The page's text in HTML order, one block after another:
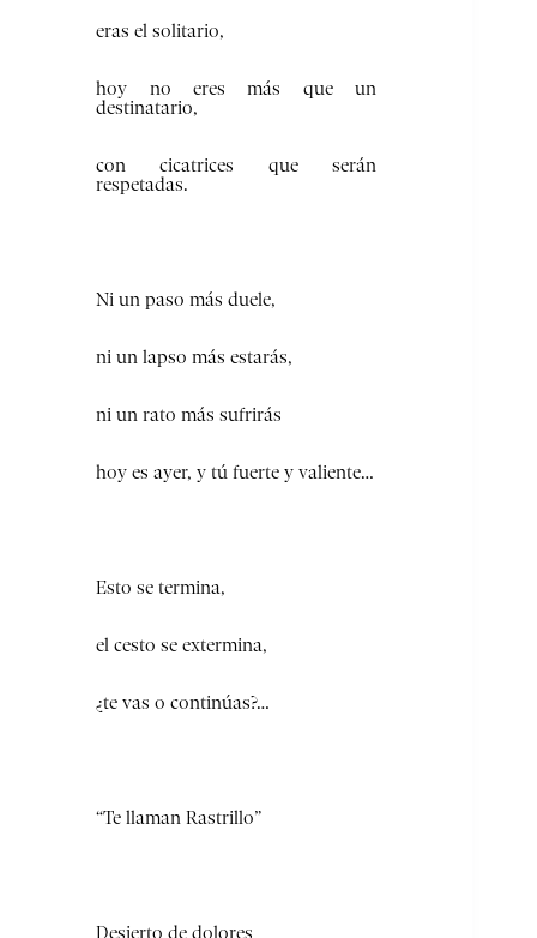
eras el solitario,
hoy no eres más que un
destinatario,
con cicatrices que serán
respetadas.
Ni un paso más duele,
ni un lapso más estarás,
ni un rato más sufrirás
hoy es ayer, y tú fuerte y valiente…
Esto se termina,
el cesto se extermina,
¿te vas o continúas?…
“Te llaman Rastrillo”